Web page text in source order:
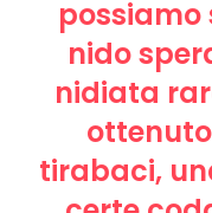
possiamo
nido
nidiata
tirabaci,